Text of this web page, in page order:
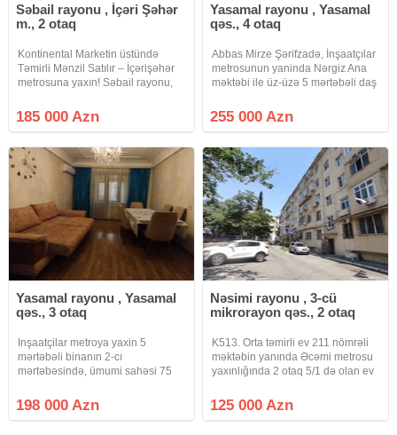
Səbail rayonu , İçəri Şəhər
m., 2 otaq
Kontinental Marketin üstündə
Təmirli Mənzil Satılır – İçərişəhər
metrosuna yaxın! Səbail rayonu,
Kontinental Marketin üstündə,
İçərişəhər metrosunun
satışa təqdim
185 000 Azn
Yasamal rayonu , Yasamal
qəs., 4 otaq
Abbas Mirze Şərifzadə, İnşaatçılar
metrosunun yaninda Nərgiz Ana
məktəbi ile üz-üzə 5 mərtəbəli daş
mertebesinde qanuni 4 otaqli
mənzil satilir. Otaqlar ayrıdır, 7
255 000 Azn
Yasamal rayonu , Yasamal
qəs., 3 otaq
Inşaatçilar metroya yaxin 5
mərtəbəli binanın 2-cı
mərtəbəsində, ümumi sahəsi 75
satılır. Qanuni 3 otaqdi metbex
artırılıb 2balkonu var, yelçekəndir,
198 000 Azn
Nəsimi rayonu , 3-cü
mikrorayon qəs., 2 otaq
K513. Orta təmirli ev 211 nömrəli
məktəbin yanında Əcəmi metrosu
yaxınlığında 2 otaq 5/1 də olan ev
olar isdənlən vaxt baxmaq olar
ciraq əmlak kanalına abunə olun
125 000 Azn